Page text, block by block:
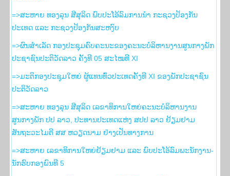
=>ສະຫາຍ ທອງລຸນ ສີສຸລິດ ພົບປະໂອ້ລົມການນຳ ກະຊວງປ້ອງກັນ
ປະເທດ ແລະ ກະຊວງປ້ອງກັນສະຫງົບ
=>ຜົນສຳເລັດ ກອງປະຊຸມຄົບຄະນະຂອງຄະນະບໍລິຫານງານສູນກາງພັກ
ປະຊາຊົນປະຕິວັດລາວ ຄັ້ງທີ 05 ສະໄໝທີ XI
=>ມະຕິກອງປະຊຸມໃຫຍ່ ຜູ້ແທນທົ່ວປະເທດຄັ້ງທີ XI ຂອງພັກປະຊາຊົນ
ປະຕິວັດລາວ
=>ສະຫາຍ ທອງລຸນ ສີສຸລິດ ເລຂາທິການໃຫຍ່ຄະນະບໍລິຫານງານ
ສູນກາງພັກ ປປ ລາວ, ປະທານປະເທດແຫ່ງ ສປປ ລາວ ຢ້ຽມຢາມ
ສັນຖະວະໄມຕີ ສສ ຫວຽດນາມ ຢ່າງເປັນທາງການ
=>ສະຫາຍ ເລຂາທິການໃຫຍ່ຢ້ຽມຢາມ ແລະ ພົບປະໂອ້ລົມພະນັກງານ-
ນັກຮົບກອງພົນທີ 5